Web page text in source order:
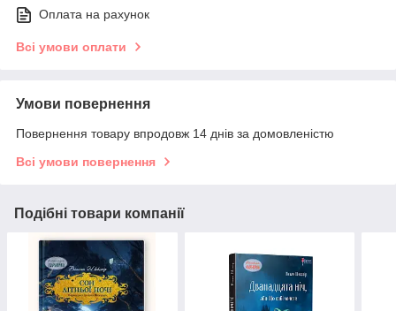
Оплата на рахунок
Всі умови оплати
Умови повернення
Повернення товару впродовж 14 днів за домовленістю
Всі умови повернення
Подібні товари компанії